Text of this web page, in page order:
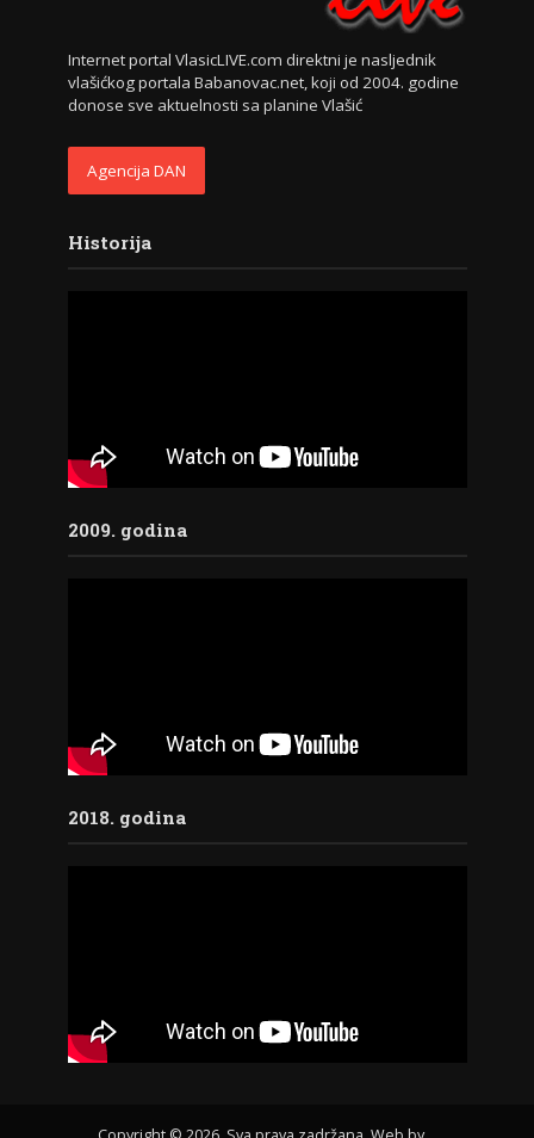
Internet portal VlasicLIVE.com direktni je nasljednik
vlašićkog portala Babanovac.net, koji od 2004. godine
donose sve aktuelnosti sa planine Vlašić
Agencija DAN
Historija
2009. godina
2018. godina